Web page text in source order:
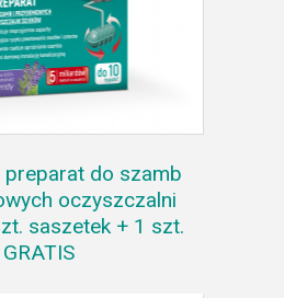
preparat do szamb
oczyszczalni
saszetek + 1 szt.
GRATIS